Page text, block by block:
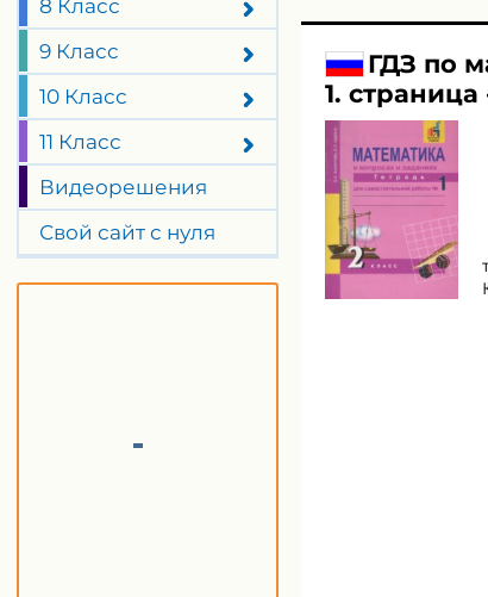
8 Класс
9 Класс
10 Класс
11 Класс
Видеорешения
Свой сайт с нуля
ГДЗ по
1. страница